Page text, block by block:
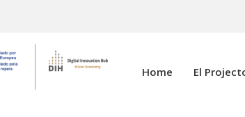
Home El